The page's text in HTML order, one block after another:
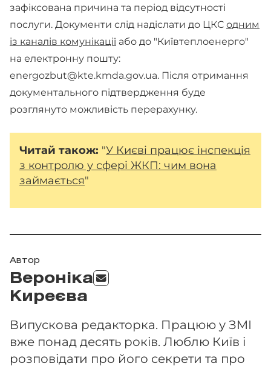
зафіксована причина та період відсутності
послуги. Документи слід надіслати до ЦКС одним
із каналів комунікації або до "Київтеплоенерго"
на електронну пошту:
energozbut@kte.kmda.gov.ua. Після отримання
документального підтвердження буде
розглянуто можливість перерахунку.
Читай також: "У Києві працює інспекція
з контролю у сфері ЖКП: чим вона
займається"
Автор
Вероніка
Киреєва
Випускова редакторка. Працюю у ЗМІ
вже понад десять років. Люблю Київ і
розповідати про його секрети та про